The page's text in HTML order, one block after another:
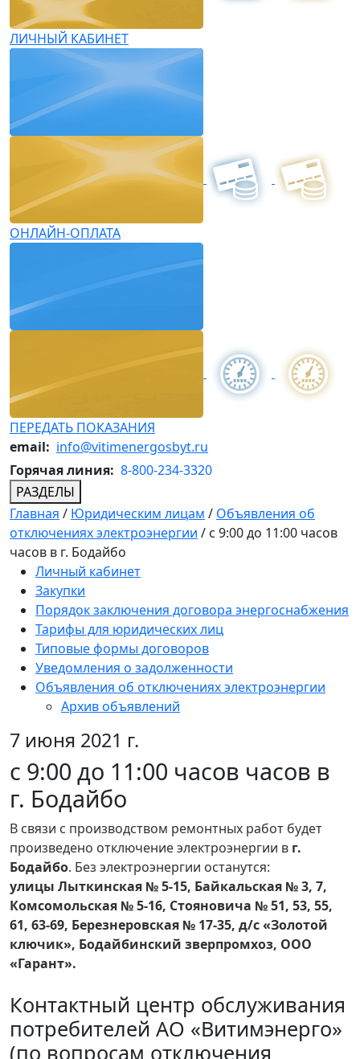
ЛИЧНЫЙ КАБИНЕТ
ОНЛАЙН-ОПЛАТА
ПЕРЕДАТЬ ПОКАЗАНИЯ
email: info@vitimenergosbyt.ru
Горячая линия: 8-800-234-3320
РАЗДЕЛЫ
Главная / Юридическим лицам / Объявления об
отключениях электроэнергии / с 9:00 до 11:00 часов
часов в г. Бодайбо
Личный кабинет
Закупки
Порядок заключения договора энергоснабжения
Тарифы для юридических лиц
Типовые формы договоров
Уведомления о задолженности
Объявления об отключениях электроэнергии
Архив объявлений
7 июня 2021 г.
с 9:00 до 11:00 часов часов в
г. Бодайбо
В связи с производством ремонтных работ будет
произведено отключение электроэнергии в г.
Бодайбо. Без электроэнергии останутся:
улицы Лыткинская № 5-15, Байкальская № 3, 7,
Комсомольская № 5-16, Стояновича № 51, 53, 55,
61, 63-69, Березнеровская № 17-35, д/с «Золотой
ключик», Бодайбинский зверпромхоз, ООО
«Гарант».
Контактный центр обслуживания
потребителей АО «Витимэнерго»
(по вопросам отключения